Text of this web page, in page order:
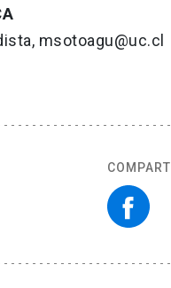
msotoagu@uc.cl